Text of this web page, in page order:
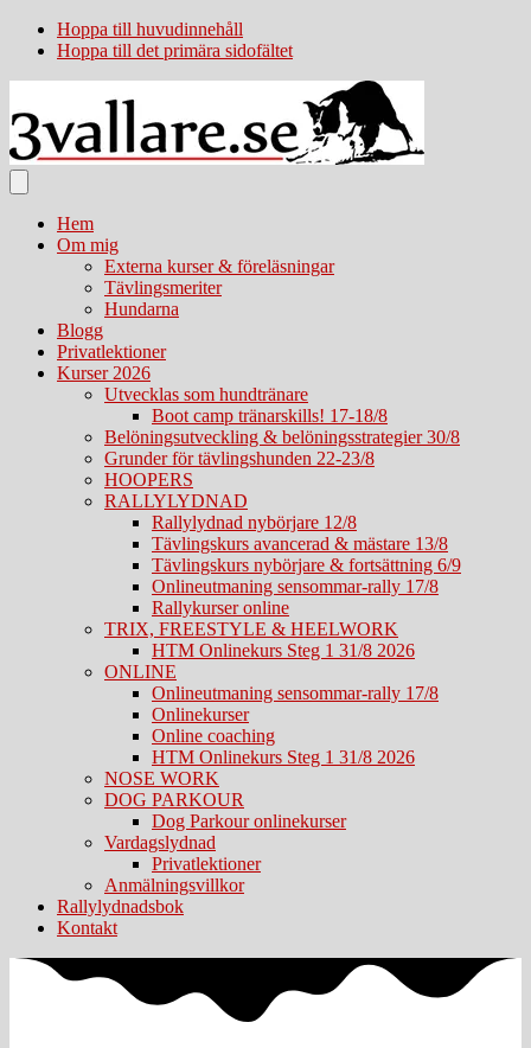
Hoppa till huvudinnehåll
Hoppa till det primära sidofältet
Hem
Om mig
Externa kurser & föreläsningar
Tävlingsmeriter
Hundarna
Blogg
Privatlektioner
Kurser 2026
Utvecklas som hundtränare
Boot camp tränarskills! 17-18/8
Belöningsutveckling & belöningsstrategier 30/8
Grunder för tävlingshunden 22-23/8
HOOPERS
RALLYLYDNAD
Rallylydnad nybörjare 12/8
Tävlingskurs avancerad & mästare 13/8
Tävlingskurs nybörjare & fortsättning 6/9
Onlineutmaning sensommar-rally 17/8
Rallykurser online
TRIX, FREESTYLE & HEELWORK
HTM Onlinekurs Steg 1 31/8 2026
ONLINE
Onlineutmaning sensommar-rally 17/8
Onlinekurser
Online coaching
HTM Onlinekurs Steg 1 31/8 2026
NOSE WORK
DOG PARKOUR
Dog Parkour onlinekurser
Vardagslydnad
Privatlektioner
Anmälningsvillkor
Rallylydnadsbok
Kontakt